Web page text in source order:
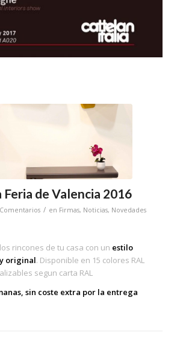
Feria de Valencia 2016
/ en Firmas, Noticias, Novedades
rincones de tu casa con un estilo
original. Disponible en 15 colores RAL
segun carta RAL
sin coste extra por la entrega